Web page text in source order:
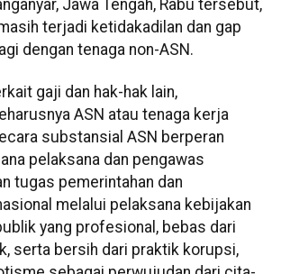
Jawa Tengah, Rabu tersebut,
terjadi ketidakadilan dan gap
dengan tenaga non-ASN.
gaji dan hak-hak lain,
ASN atau tenaga kerja
substansial ASN berperan
pelaksana dan pengawas
tugas pemerintahan dan
melalui pelaksana kebijakan
yang profesional, bebas dari
serta bersih dari praktik korupsi,